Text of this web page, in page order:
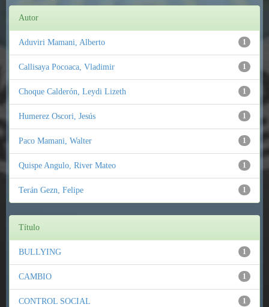
Autor
1
Aduviri Mamani, Alberto
1
Callisaya Pocoaca, Vladimir
1
Choque Calderón, Leydi Lizeth
1
Humerez Oscori, Jesús
1
Paco Mamani, Walter
1
Quispe Angulo, River Mateo
1
Terán Gezn, Felipe
Título
1
BULLYING
1
CAMBIO
1
CONTROL SOCIAL